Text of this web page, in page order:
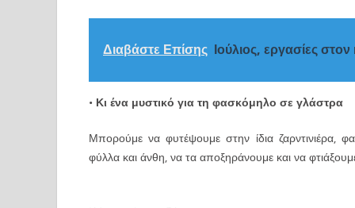
Διαβάστε Επίσης Ιούλιος, εργασίες
• Κι ένα μυστικό για τη φασκόμηλο σε γλάστρα
Μπορούμε να φυτέψουμε στην ίδια ζαρντινιέρα,
φύλλα και άνθη, να τα αποξηράνουμε και να